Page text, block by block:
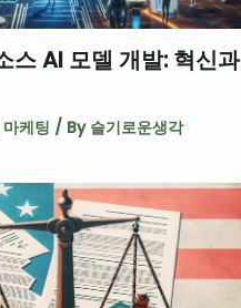
스 AI 모델 개발: 혁신과
케팅 / By 슬기로운생각